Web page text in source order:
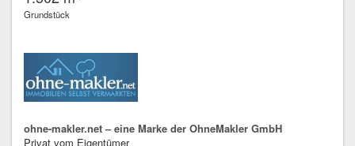
Grundstück
ohne-makler.net – eine Marke der OhneMakler GmbH
Privat vom Eigentümer